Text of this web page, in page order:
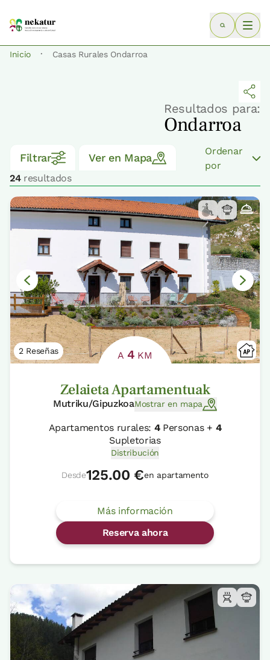
Inicio · Casas Rurales Ondarroa
Resultados para:
Ondarroa
Filtrar Ver en Mapa
24resultados
Ordenar
por
2 Reseñas A 4 KM
Zelaieta Apartamentuak
Mutriku/GipuzkoaMostrar en mapa
Apartamentos rurales: 4Personas + 4
Supletorias
Distribución
Desde125.00 €en apartamento
Más información
Reserva ahora